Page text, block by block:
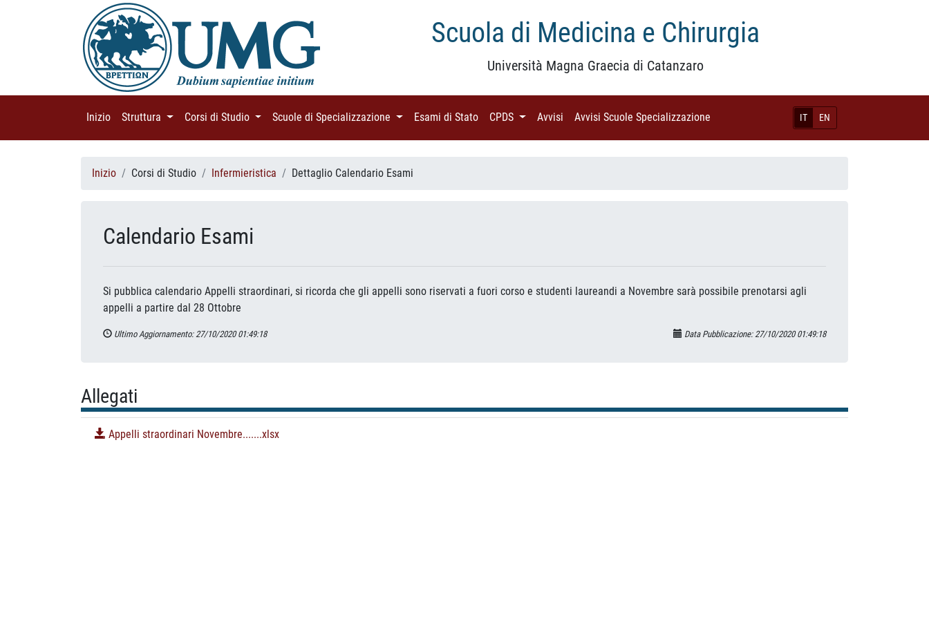
Scuola di Medicina e Chirurgia
Università Magna Graecia di Catanzaro
IT EN
Inizio (current)
Struttura (current)Corsi di Studio (current)Scuole di Specializzazione (current)Esami di Stato (current)
CPDS (current)
Avvisi (current)
Avvisi Scuole Specializzazione
Inizio Corsi di Studio Infermieristica Dettaglio Calendario Esami
Calendario Esami
Si pubblica calendario Appelli straordinari, si ricorda che gli appelli sono riservati a fuori corso e studenti laureandi a Novembre sarà possibile prenotarsi agli
appelli a partire dal 28 Ottobre
Ultimo Aggiornamento: 27/10/2020 01:49:18 Data Pubblicazione: 27/10/2020 01:49:18
Allegati
Appelli straordinari Novembre.......xlsx